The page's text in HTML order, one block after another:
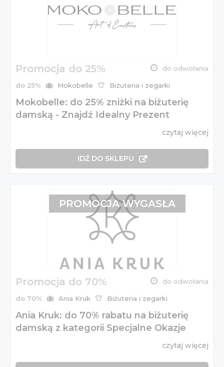
Promocja do 25% do odwołania
do 25% Mokobelle Biżuteria i zegarki
Mokobelle: do 25% zniżki na biżuterię
damską - Znajdź Idealny Prezent
czytaj więcej
IDŹ DO SKLEPU
Promocja do 70% do odwołania
do 70% Ania Kruk Biżuteria i zegarki
Ania Kruk: do 70% rabatu na biżuterię
damską z kategorii Specjalne Okazje
czytaj więcej
PROMOCJA WYGASŁA